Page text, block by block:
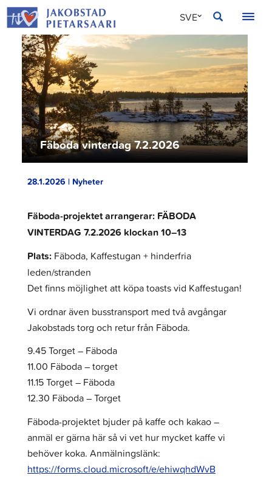
Hoppa
till
innehållet
SVE
ENG
Fäboda vinterdag 7.2.2026
28.1.2026 | Nyheter
Fäboda-projektet arrangerar: FÄBODA
VINTERDAG 7.2.2026 klockan 10–13
Plats: Fäboda, Kaffestugan + hinderfria
leden/stranden
Det finns möjlighet att köpa toasts vid Kaffestugan!
Vi ordnar även busstransport med två avgångar
Jakobstads torg och retur från Fäboda.
9.45 Torget – Fäboda
11.00 Fäboda – torget
11.15 Torget – Fäboda
12.30 Fäboda – Torget
Fäboda-projektet bjuder på kaffe och kakao –
anmäl er gärna här så vi vet hur mycket kaffe vi
behöver koka. Anmälningslänk:
https://forms.cloud.microsoft/e/ehiwqhdWvB